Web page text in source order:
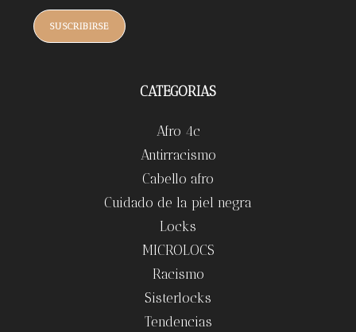
SUSCRIBIRSE
CATEGORIAS
Afro 4c
Antirracismo
Cabello afro
Cuidado de la piel negra
Locks
MICROLOCS
Racismo
Sisterlocks
Tendencias